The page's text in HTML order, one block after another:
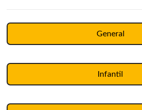
General
Infantil